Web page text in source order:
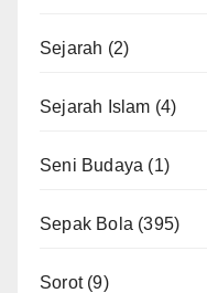
Sejarah (2)
Sejarah Islam (4)
Seni Budaya (1)
Sepak Bola (395)
Sorot(9)